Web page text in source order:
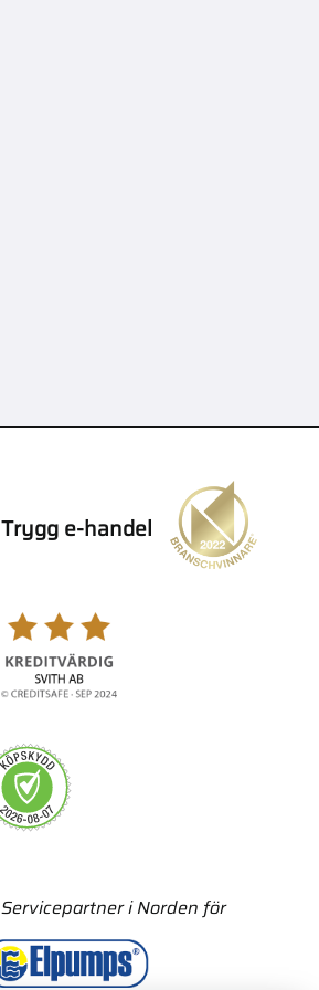
Trygg e-handel
Servicepartner i Norden för